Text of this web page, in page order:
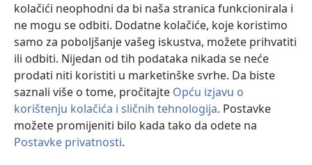
kolačići neophodni da bi naša stranica funkcionirala i
ne mogu se odbiti. Dodatne kolačiće, koje koristimo
samo za poboljšanje vašeg iskustva, možete prihvatiti
ili odbiti. Nijedan od tih podataka nikada se neće
prodati niti koristiti u marketinške svrhe. Da biste
saznali više o tome, pročitajte Opću izjavu o
korištenju kolačića i sličnih tehnologija. Postavke
možete promijeniti bilo kada tako da odete na
Postavke privatnosti.
Postavke prikaza
Copyright© 2026 Watch Tower Bible and Tract Society of Pennsylvania.
UVJETI KORIŠTENJA|